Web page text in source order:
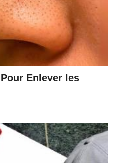
Enlever les